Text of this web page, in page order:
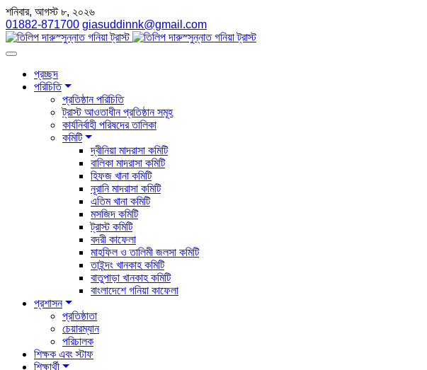
শনিবার, আগস্ট ৮, ২০২৬
01882-871700 giasuddinnk@gmail.com
প্রচ্ছদ
পরিচিতি
প্রতিষ্ঠান পরিচিতি
ট্রাস্ট আওতাধীন প্রতিষ্ঠান সমূহ
কার্যনির্বাহী পরিষদের তালিকা
কমিটি
দ্বীনিয়া মাদরাসা কমিটি
বালিকা মাদরাসা কমিটি
হিফজ খানা কমিটি
নূরানি মাদরাসা কমিটি
এতিম খানা কমিটি
মসজিদ কমিটি
ট্রাস্ট কমিটি
বদরী কাফেলা
মাহফিল ও তালিমী জলসা কমিটি
তাইন্দং খানকাহ কমিটি
বাতুপাড়া খানকাহ কমিটি
বাংলাদেশে গনিয়া কাফেলা
প্রশাসন
প্রতিষ্ঠাতা
চেয়ারম্যান
পরিচালক
শিক্ষক এবং স্টাফ
শিক্ষার্থী